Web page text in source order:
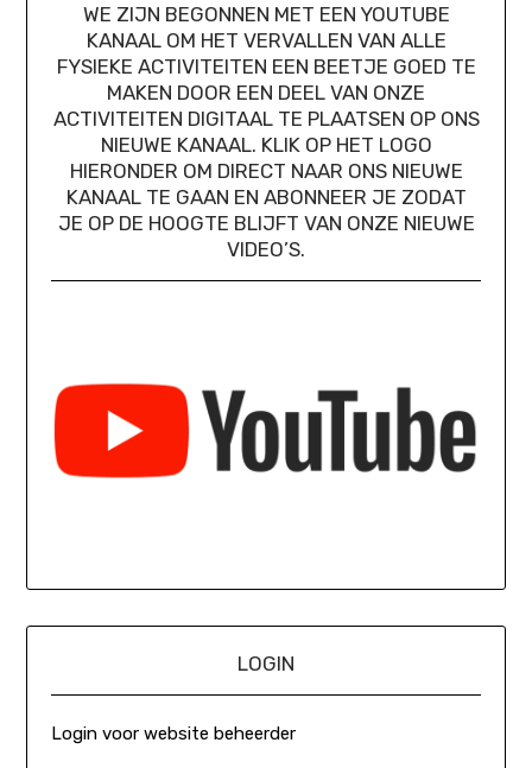
WE ZIJN BEGONNEN MET EEN YOUTUBE
KANAAL OM HET VERVALLEN VAN ALLE
FYSIEKE ACTIVITEITEN EEN BEETJE GOED TE
MAKEN DOOR EEN DEEL VAN ONZE
ACTIVITEITEN DIGITAAL TE PLAATSEN OP ONS
NIEUWE KANAAL. KLIK OP HET LOGO
HIERONDER OM DIRECT NAAR ONS NIEUWE
KANAAL TE GAAN EN ABONNEER JE ZODAT
JE OP DE HOOGTE BLIJFT VAN ONZE NIEUWE
VIDEO’S.
LOGIN
Login voor website beheerder